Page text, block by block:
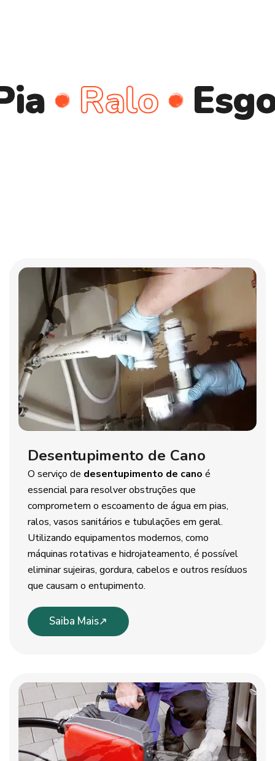
Esgoto
Desentupimento de Cano
O serviço de desentupimento de cano é
essencial para resolver obstruções que
comprometem o escoamento de água em pias,
ralos, vasos sanitários e tubulações em geral.
Utilizando equipamentos modernos, como
máquinas rotativas e hidrojateamento, é possível
eliminar sujeiras, gordura, cabelos e outros resíduos
que causam o entupimento.
Saiba Mais